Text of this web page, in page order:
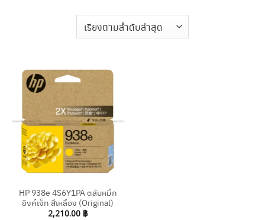
HP 938e 4S6Y1PA ตลับหมึก
อิงค์เจ็ท สีเหลือง (Original)
2,210.00 ฿